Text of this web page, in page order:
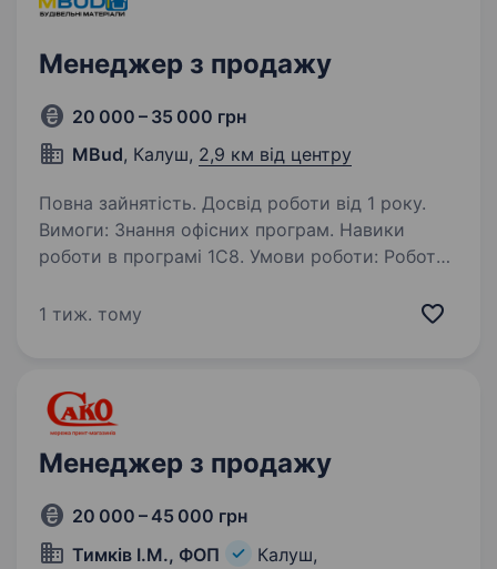
Менеджер з продажу
20 000 – 35 000 грн
MBud, Калуш, 2,9 км від центру
Повна зайнятість. Досвід роботи від 1 року.
Вимоги: Знання офісних програм. Навики
роботи в програмі 1С8. Умови роботи: Робота
П’ятиденний робочий тиждень. Графік роботи
1 тиж. тому
Менеджер з продажу
20 000 – 45 000 грн
Тимків І.М., ФОП
Калуш,